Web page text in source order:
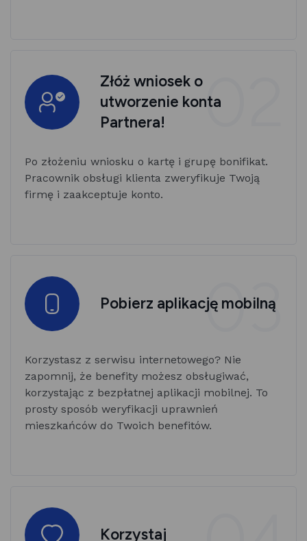
Złóż wniosek o
utworzenie konta
Partnera!
02
Po złożeniu wniosku o kartę i grupę bonifikat.
Pracownik obsługi klienta zweryfikuje Twoją
firmę i zaakceptuje konto.
Pobierz aplikację mobilną
03
Korzystasz z serwisu internetowego? Nie
zapomnij, że benefity możesz obsługiwać,
korzystając z bezpłatnej aplikacji mobilnej. To
prosty sposób weryfikacji uprawnień
mieszkańców do Twoich benefitów.
Korzystaj